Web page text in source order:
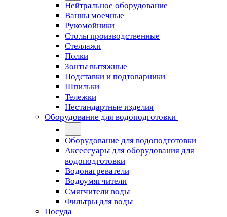
Нейтральное оборудование
Ванны моечные
Рукомойники
Столы производственные
Стеллажи
Полки
Зонты вытяжные
Подставки и подтоварники
Шпильки
Тележки
Нестандартные изделия
Оборудование для водоподготовки
Оборудование для водоподготовки
Аксессуары для оборудования для
водоподготовки
Водонагреватели
Водоумягчители
Смягчители воды
Фильтры для воды
Посуда